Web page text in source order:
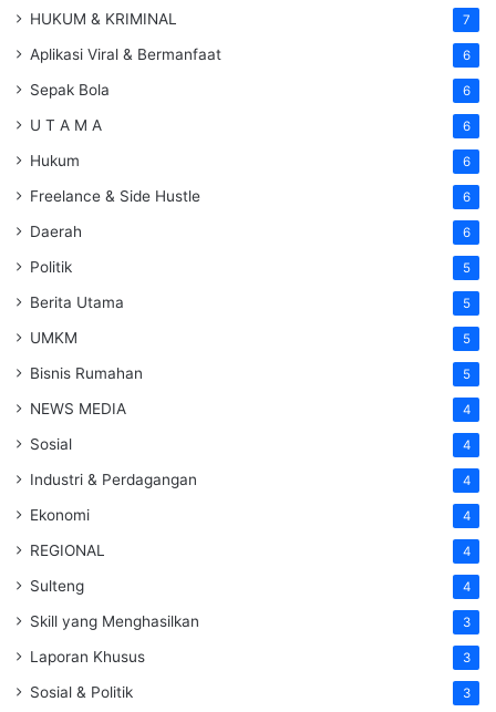
HUKUM & KRIMINAL 7
Aplikasi Viral & Bermanfaat 6
Sepak Bola 6
U T A M A 6
Hukum 6
Freelance & Side Hustle 6
Daerah 6
Politik 5
Berita Utama 5
UMKM 5
Bisnis Rumahan 5
NEWS MEDIA 4
Sosial 4
Industri & Perdagangan 4
Ekonomi 4
REGIONAL 4
Sulteng 4
Skill yang Menghasilkan 3
Laporan Khusus 3
Sosial & Politik 3